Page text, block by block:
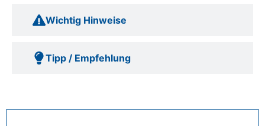
Wichtig Hinweise
Tipp / Empfehlung